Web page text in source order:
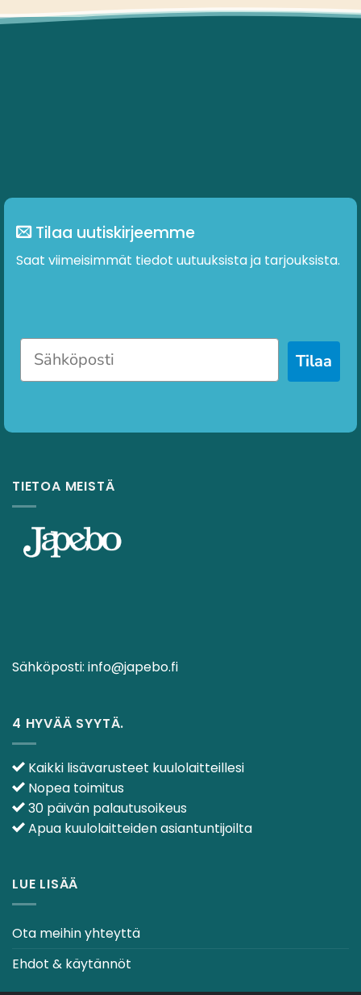
Tilaa uutiskirjeemme
Saat viimeisimmät tiedot uutuuksista ja tarjouksista.
Tilaa
TIETOA MEISTÄ
Sähköposti: info@japebo.fi
4 HYVÄÄ SYYTÄ.
Kaikki lisävarusteet kuulolaitteillesi
Nopea toimitus
30 päivän palautusoikeus
Apua kuulolaitteiden asiantuntijoilta
LUE LISÄÄ
Ota meihin yhteyttä
Ehdot & käytännöt